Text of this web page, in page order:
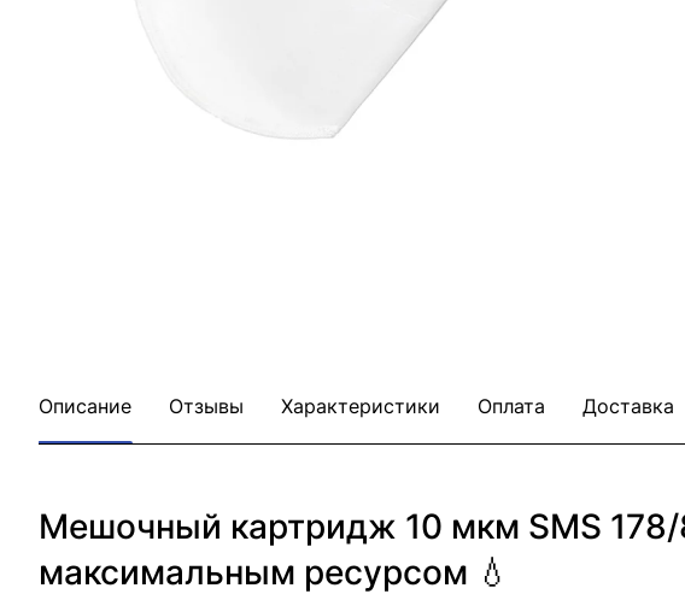
Описание Отзывы Характеристики Оплата Доставка
Мешочный картридж 10 мкм SMS
максимальным ресурсом 💧